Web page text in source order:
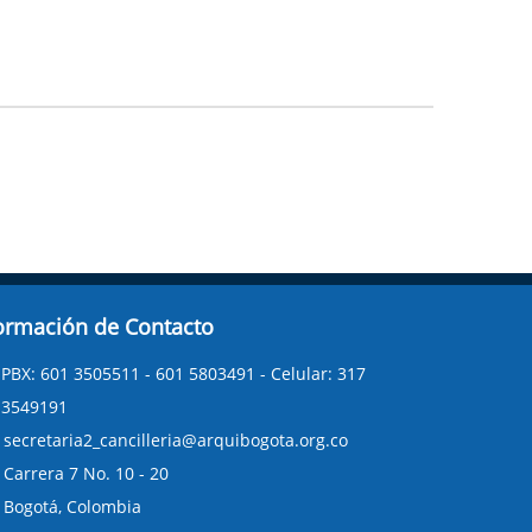
de Contacto
PBX: 601 3505511 - 601 5803491 - Celular: 317
3549191
secretaria2_cancilleria@arquibogota.org.co
Carrera 7 No. 10 - 20
Bogotá, Colombia